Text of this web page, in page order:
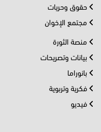
حقوق وحريات
مجتمع الإخوان
منصة الثورة
بيانات وتصريحات
بانوراما
فكرية وتربوية
فيديو